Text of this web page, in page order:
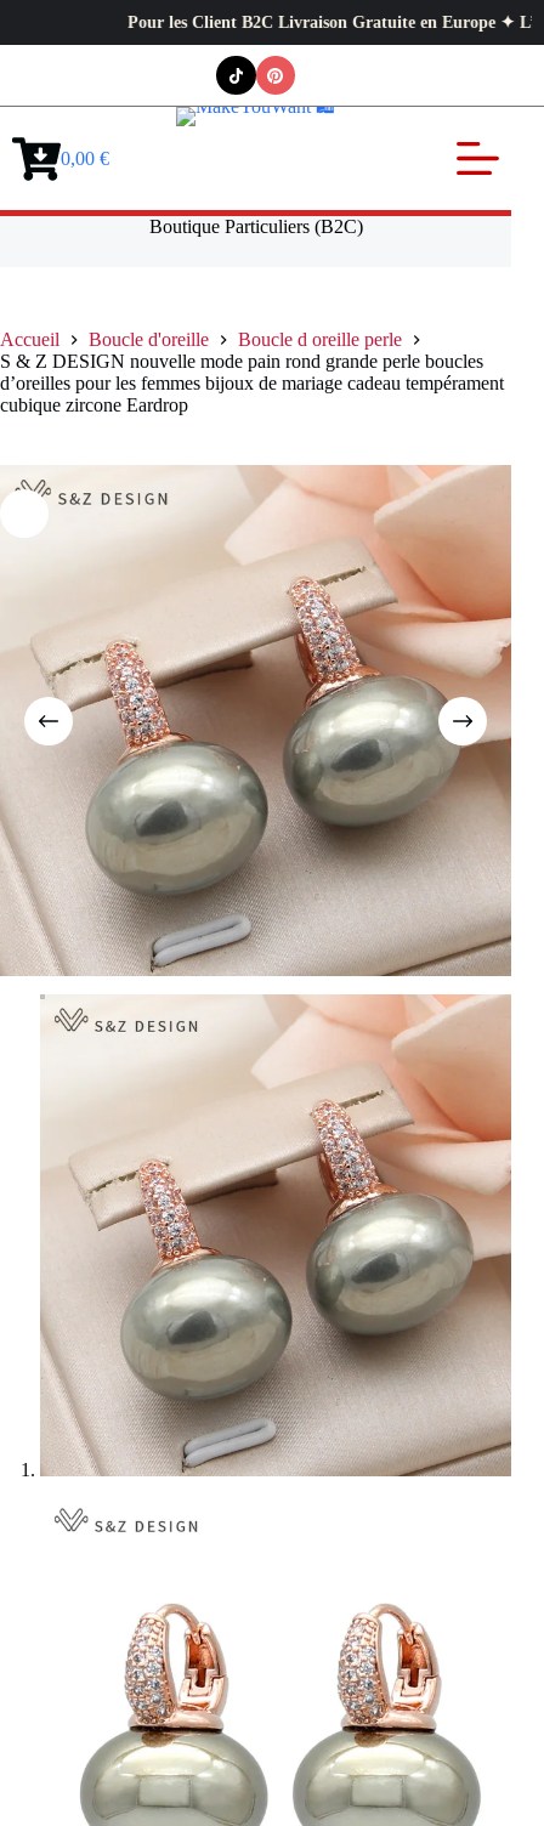
Pour les Client B2C Livraison Gratuite en Europe ✦
Panier0,00 €
Boutique Particuliers (B2C)
Accueil Boucle d'oreille
Boucle d oreille perle
S & Z DESIGN nouvelle mode pain rond grande perle boucles
d’oreilles pour les femmes bijoux de mariage cadeau tempérament
cubique zircone Eardrop